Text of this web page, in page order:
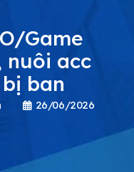
Game
nuôi acc
ban
26/06/2026